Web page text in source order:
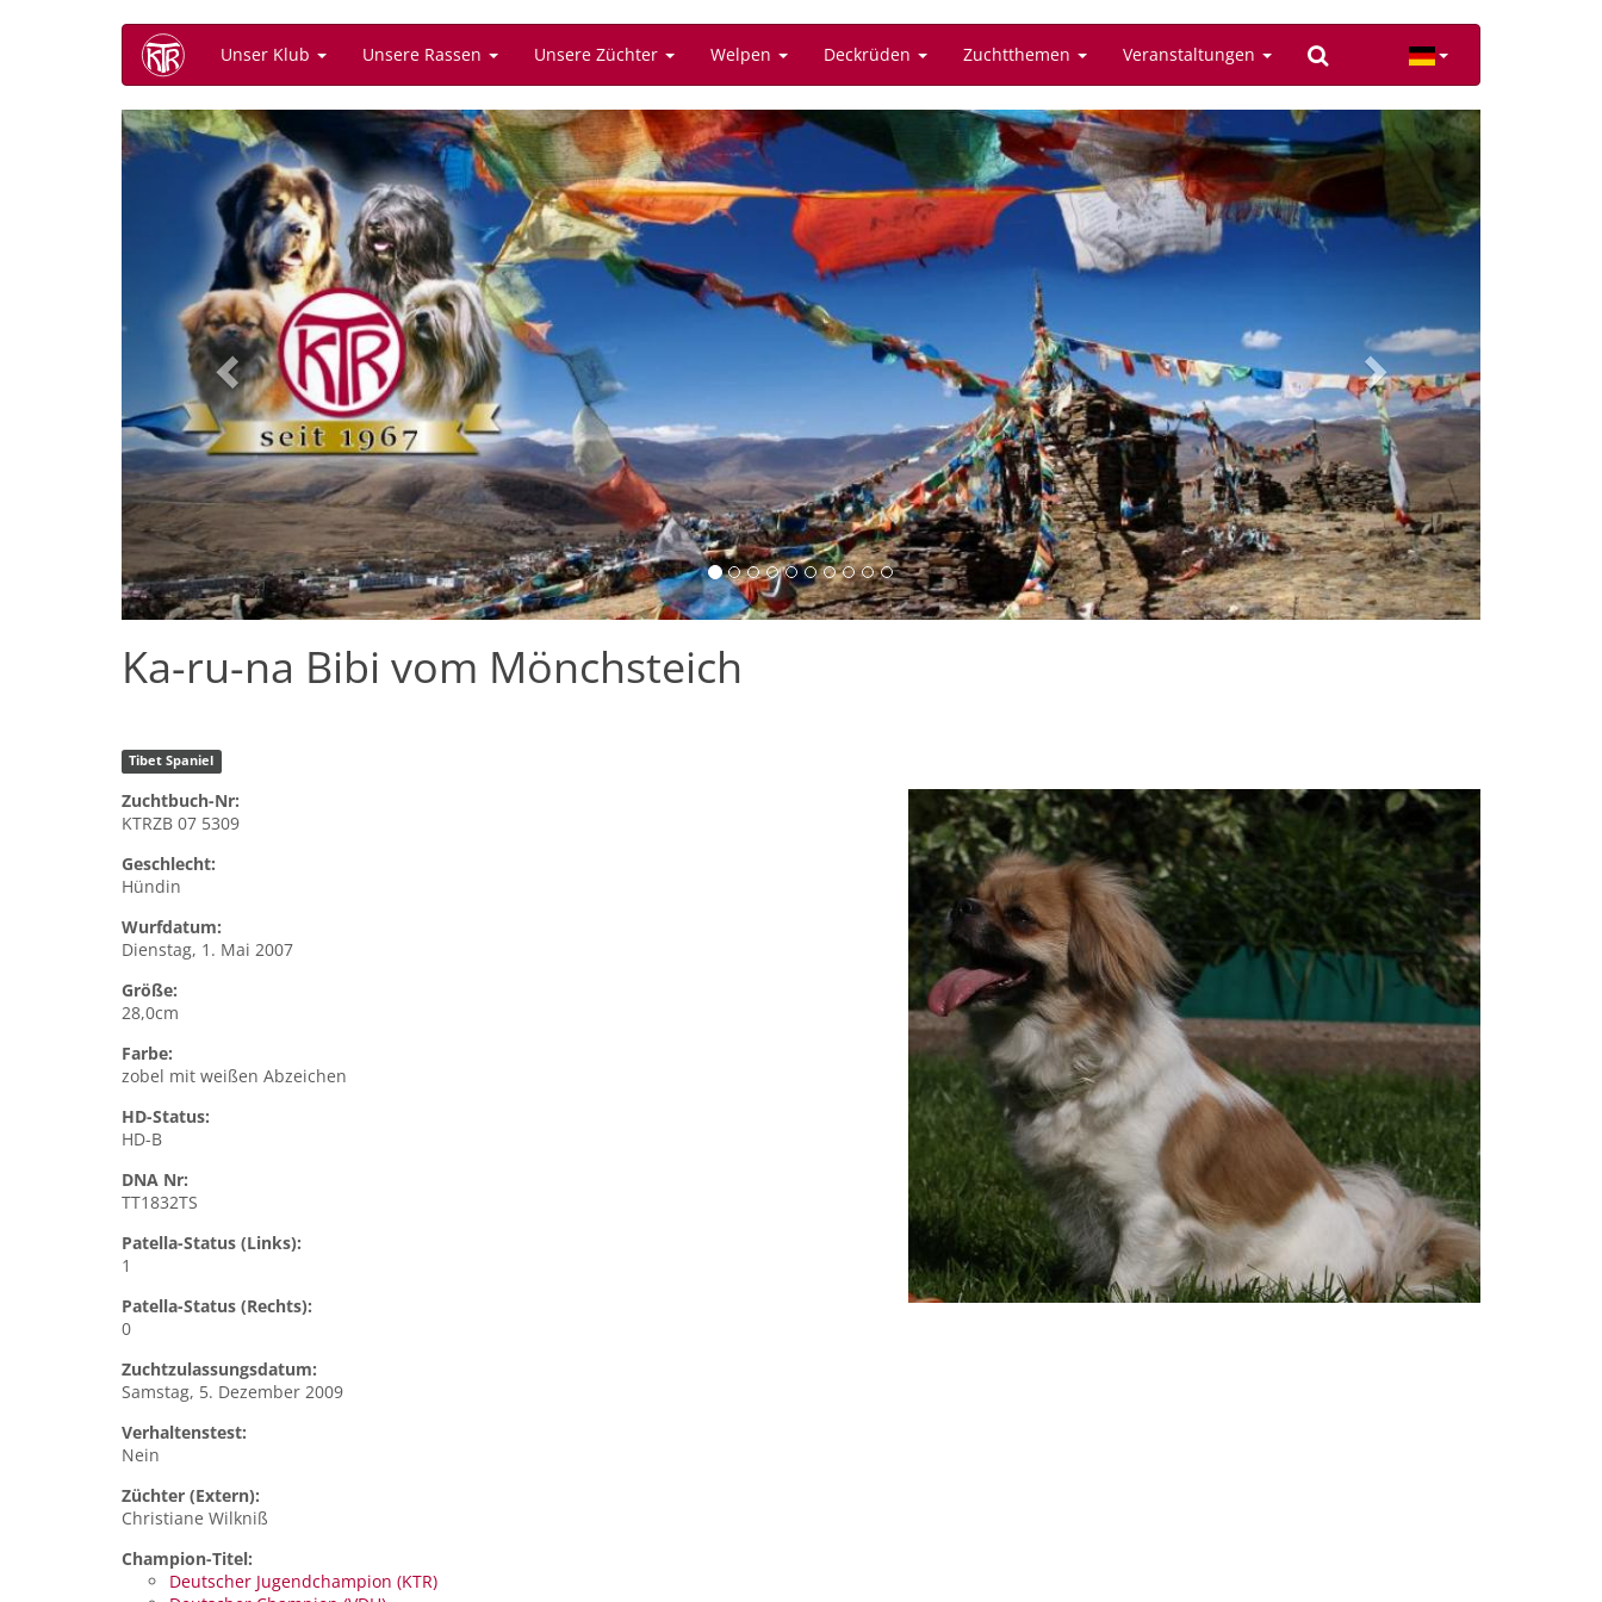
Unser Klub Unsere Rassen Unsere Züchter Welpen Deckrüden Zuchtthemen Veranstaltungen
Previous Next
Ka-ru-na Bibi vom Mönchsteich
Tibet Spaniel
Zuchtbuch-Nr:
KTRZB 07 5309
Geschlecht:
Hündin
Wurfdatum:
Dienstag, 1. Mai 2007
Größe:
28,0cm
Farbe:
zobel mit weißen Abzeichen
HD-Status:
HD-B
DNA Nr:
TT1832TS
Patella-Status (Links):
1
Patella-Status (Rechts):
0
Zuchtzulassungsdatum:
Samstag, 5. Dezember 2009
Verhaltenstest:
Nein
Züchter (Extern):
Christiane Wilkniß
Champion-Titel:
Deutscher Jugendchampion (KTR)